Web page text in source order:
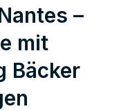
–
mit
Bäcker